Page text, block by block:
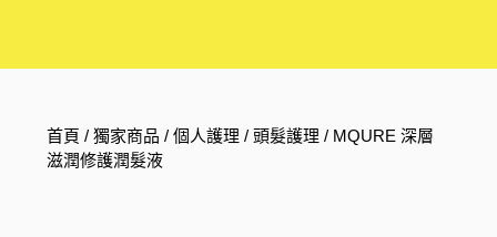
首頁 /獨家商品 /個人護理 /頭髮護理 / MQURE 深層
滋潤修護潤髮液